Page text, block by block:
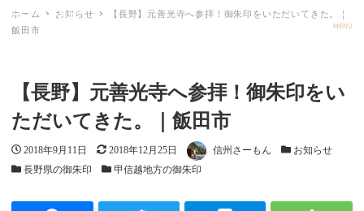
ごしゅメモ
MENU
ホーム お知らせ
【長野】元善光寺へ参拝！御朱印をいただいてきた。｜
飯田市
【長野】元善光寺へ参拝！御朱印をい
ただいてきた。｜飯田市
投稿日
2018年9月11日 更新日
2018年12月25日 著者 信州さーもん カテゴリー
お知らせ
カテゴリー
長野県の御朱印 カテゴリー
甲信越地方の御朱印